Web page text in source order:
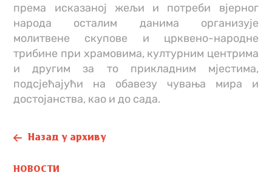
према исказаној жељи и потреби вјерног
народа осталим данима организује
молитвене скупове и црквено-народне
трибине при храмовима, културним центрима
и другим за то прикладним мјестима,
подсјећајући на обавезу чувања мира и
достојанства, као и до сада.
Назад у архиву
НОВОСТИ